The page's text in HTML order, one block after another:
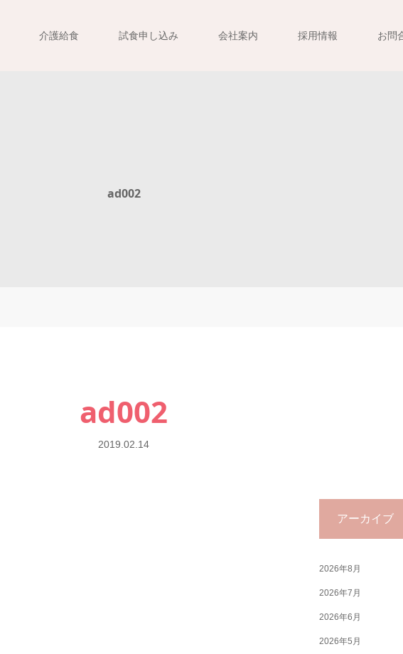
介護給食 試食申し込み 会社案内 採用情報 お問
ad002
ad002
2019.02.14
アーカイブ
2026年8月
2026年7月
2026年6月
2026年5月